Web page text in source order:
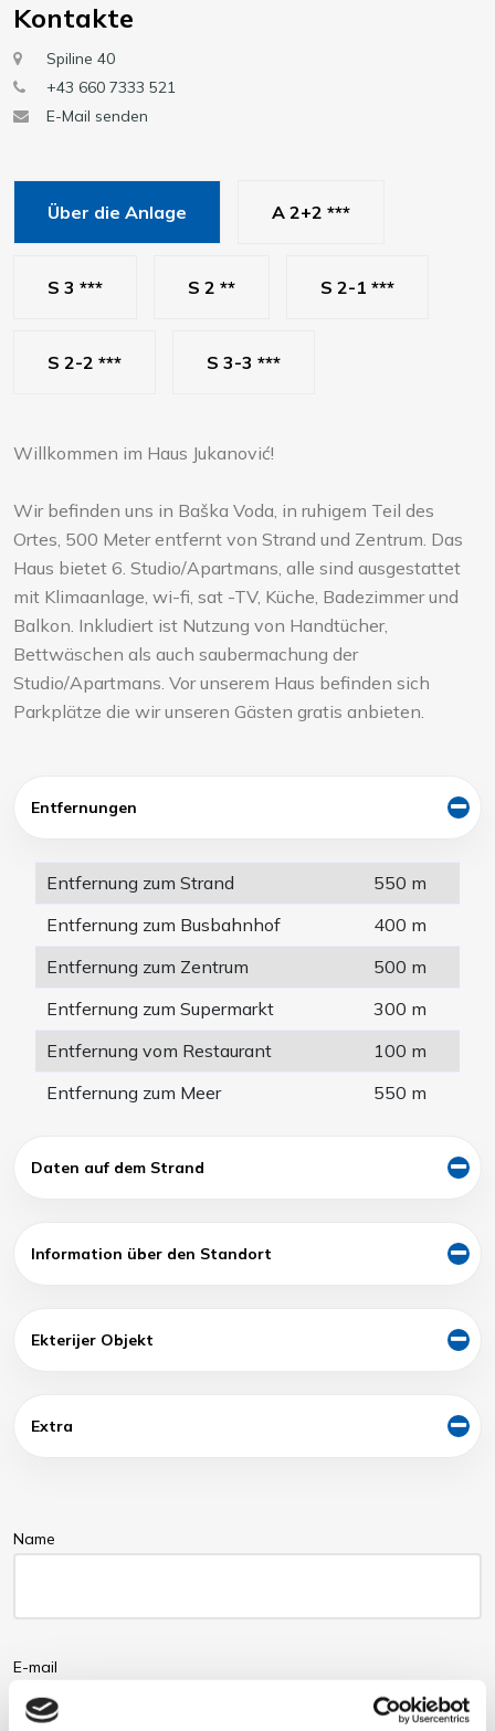
Kontakte
Spiline 40
+43 660 7333 521
E-Mail senden
Über die Anlage A 2+2 ***
S 3 *** S 2 ** S 2-1 ***
S 2-2 *** S 3-3 ***
Willkommen im Haus Jukanović!
Wir befinden uns in Baška Voda, in ruhigem Teil des
Ortes, 500 Meter entfernt von Strand und Zentrum. Das
Haus bietet 6. Studio/Apartmans, alle sind ausgestattet
mit Klimaanlage, wi-fi, sat -TV, Küche, Badezimmer und
Balkon. Inkludiert ist Nutzung von Handtücher,
Bettwäschen als auch saubermachung der
Studio/Apartmans. Vor unserem Haus befinden sich
Parkplätze die wir unseren Gästen gratis anbieten.
Entfernungen
Entfernung zum Strand
550 m
Entfernung zum Busbahnhof
400 m
Entfernung zum Zentrum
500 m
Entfernung zum Supermarkt
300 m
Entfernung vom Restaurant
100 m
Entfernung zum Meer
550 m
Daten auf dem Strand
Information über den Standort
Ekterijer Objekt
Extra
Name
E-mail